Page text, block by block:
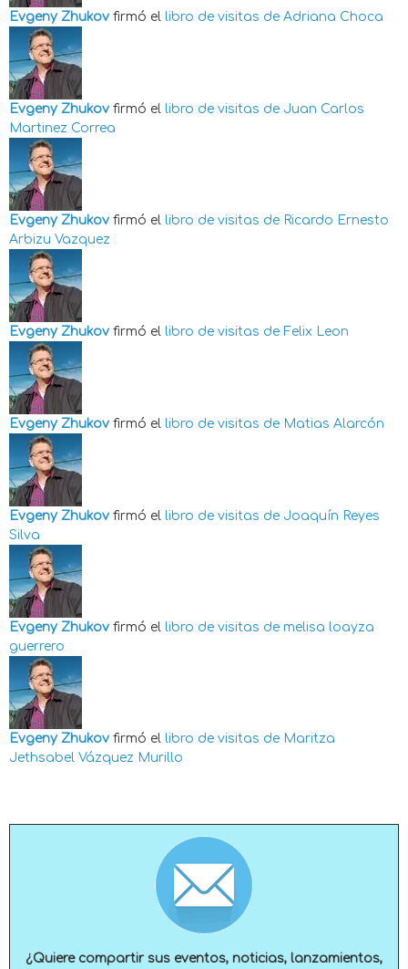
Evgeny Zhukov firmó el libro de visitas de Adriana Choca
Evgeny Zhukov firmó el libro de visitas de Juan Carlos
Martinez Correa
Evgeny Zhukov firmó el libro de visitas de Ricardo Ernesto
Arbizu Vazquez
Evgeny Zhukov firmó el libro de visitas de Felix Leon
Evgeny Zhukov firmó el libro de visitas de Matias Alarcón
Evgeny Zhukov firmó el libro de visitas de Joaquín Reyes
Silva
Evgeny Zhukov firmó el libro de visitas de melisa loayza
guerrero
Evgeny Zhukov firmó el libro de visitas de Maritza
Jethsabel Vázquez Murillo
¿Quiere compartir sus eventos, noticias, lanzamientos,